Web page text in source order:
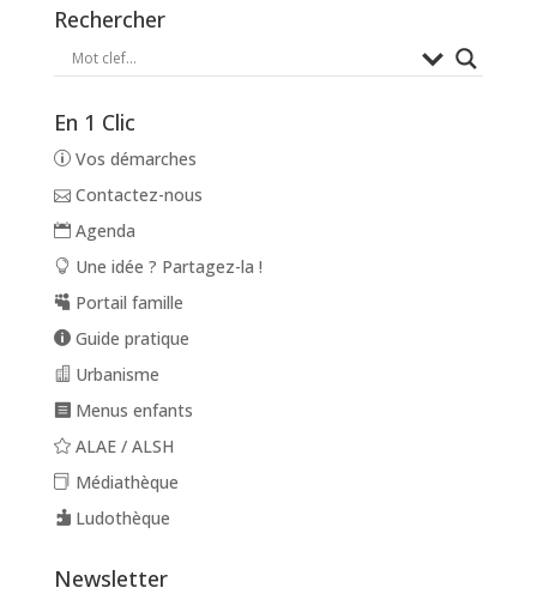
Rechercher
En 1 Clic
Vos démarches
Contactez-nous
Agenda
Une idée ? Partagez-la !
Portail famille
Guide pratique
Urbanisme
Menus enfants
ALAE / ALSH
Médiathèque
Ludothèque
Newsletter